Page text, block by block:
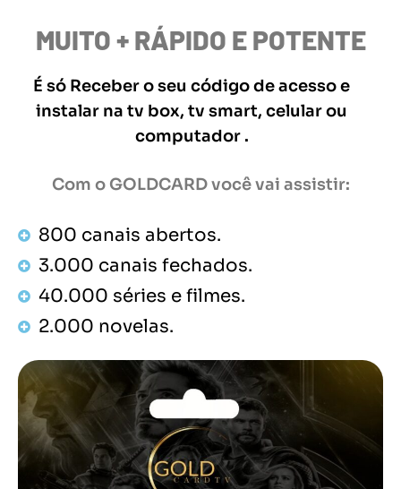
MUITO + RÁPIDO E POTENTE
É só Receber o seu código de acesso e
instalar na tv box, tv smart, celular ou
computador .
Com o GOLDCARD você vai assistir:
800 canais abertos.
3.000 canais fechados.
40.000 séries e filmes.
2.000 novelas.